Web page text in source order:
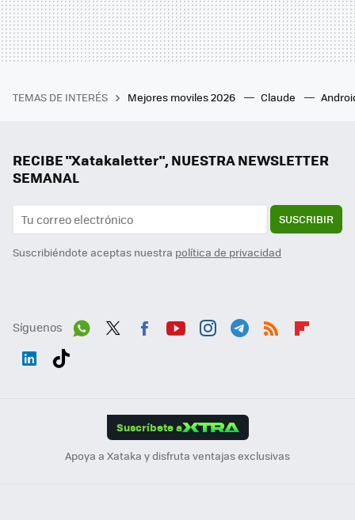
TEMAS DE INTERÉS Mejores moviles 2026 Claude
RECIBE "Xatakaletter", NUESTRA NEWSLETTER
SEMANAL
SUSCRIBIR
Suscribiéndote aceptas nuestra política de privacidad
Síguenos
Suscríbete a
Apoya a Xataka y disfruta ventajas exclusivas